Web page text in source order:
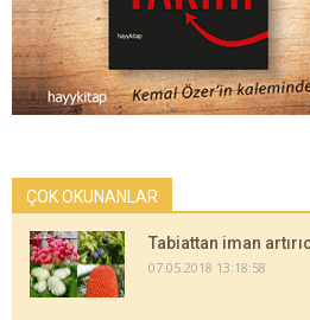
ÇOK OKUNANLAR
Tabiattan iman
07.05.2018 13:18:58